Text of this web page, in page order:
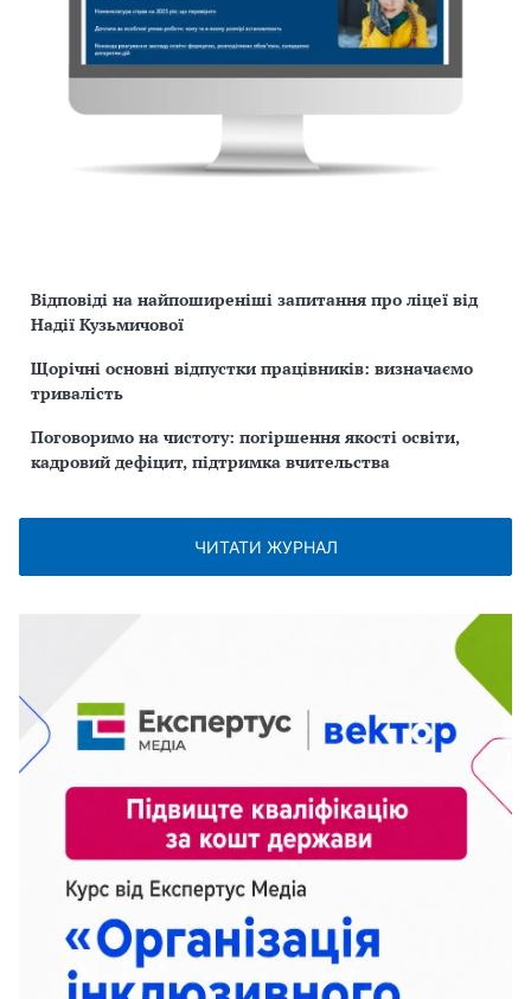
Відповіді на найпоширеніші запитання про ліцеї від
Надії Кузьмичової
Щорічні основні відпустки працівників: визначаємо
тривалість
Поговоримо на чистоту: погіршення якості освіти,
кадровий дефіцит, підтримка вчительства
ЧИТАТИ ЖУРНАЛ